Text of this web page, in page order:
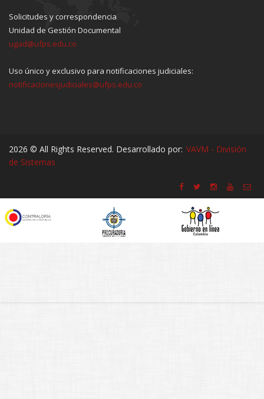
Solicitudes y correspondencia
Unidad de Gestión Documental
ugad@ufps.edu.co
Uso único y exclusivo para notificaciones judiciales:
notificacionesjudiciales@ufps.edu.co
2026 © All Rights Reserved. Desarrollado por: VAVM - División
de Sistemas